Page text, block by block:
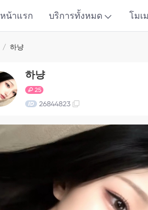
หน้าแรก บริการทั้งหมด โมเ
/ 하냥
하냥
25
26844823